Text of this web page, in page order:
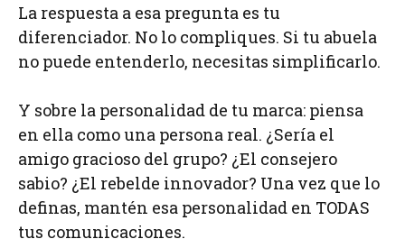
La respuesta a esa pregunta es tu
diferenciador. No lo compliques. Si tu abuela
no puede entenderlo, necesitas simplificarlo.
Y sobre la personalidad de tu marca: piensa
en ella como una persona real. ¿Sería el
amigo gracioso del grupo? ¿El consejero
sabio? ¿El rebelde innovador? Una vez que lo
definas, mantén esa personalidad en TODAS
tus comunicaciones.